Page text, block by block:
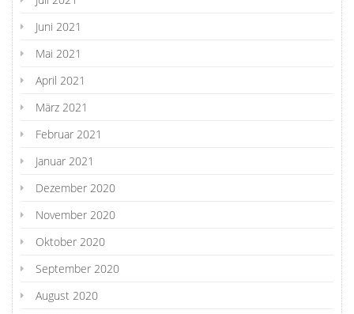
Juni 2021
Mai 2021
April 2021
März 2021
Februar 2021
Januar 2021
Dezember 2020
November 2020
Oktober 2020
September 2020
August 2020